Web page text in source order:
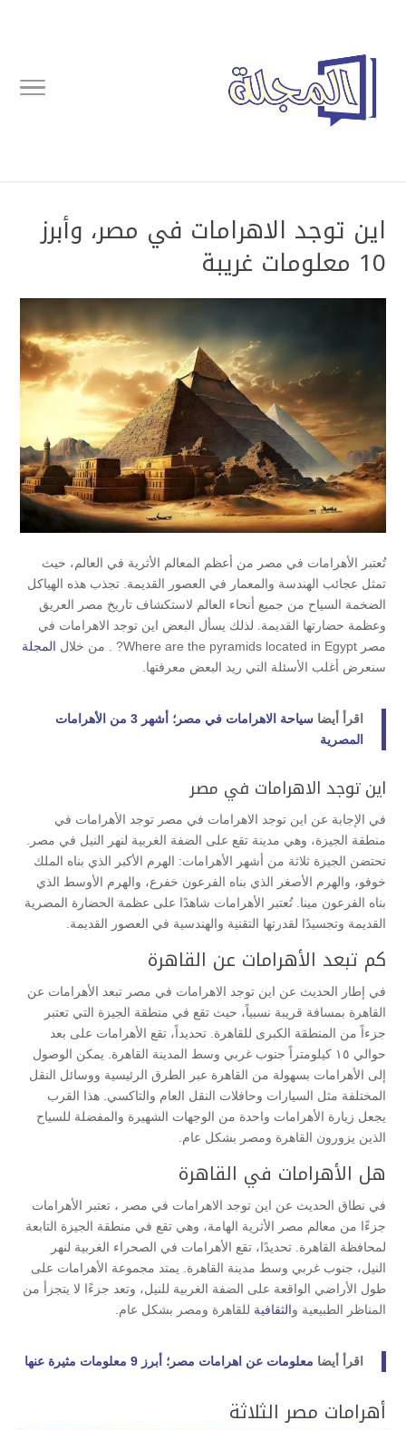
اين توجد الاهرامات في مصر، وأبرز
10 معلومات غريبة
تُعتبر الأهرامات في مصر من أعظم المعالم الأثرية في العالم، حيث
تمثل عجائب الهندسة والمعمار في العصور القديمة. تجذب هذه الهياكل
الضخمة السياح من جميع أنحاء العالم لاستكشاف تاريخ مصر العريق
وعظمة حضارتها القديمة. لذلك يسأل البعض اين توجد الاهرامات في
مصر Where are the pyramids located in Egypt? . من خلال
المجلة
سنعرض أغلب الأسئلة التي ريد البعض معرفتها.
اقرأ أيضا
سياحة الاهرامات في مصر؛ أشهر 3 من الأهرامات
المصرية
اين توجد الاهرامات في مصر
في الإجابة عن اين توجد الاهرامات في مصر توجد الأهرامات في
منطقة الجيزة، وهي مدينة تقع على الضفة الغربية لنهر النيل في مصر.
تحتضن الجيزة ثلاثة من أشهر الأهرامات: الهرم الأكبر الذي بناه الملك
خوفو، والهرم الأصغر الذي بناه الفرعون خفرع، والهرم الأوسط الذي
بناه الفرعون مينا. تُعتبر الأهرامات شاهدًا على عظمة الحضارة المصرية
القديمة وتجسيدًا لقدرتها التقنية والهندسية في العصور القديمة.
كم تبعد الأهرامات عن القاهرة
في إطار الحديث عن اين توجد الاهرامات في مصر تبعد الأهرامات عن
القاهرة بمسافة قريبة نسبياً، حيث تقع في منطقة الجيزة التي تعتبر
جزءاً من المنطقة الكبرى للقاهرة. تحديداً، تقع الأهرامات على بعد
حوالي ١٥ كيلومتراً جنوب غربي وسط المدينة القاهرة. يمكن الوصول
إلى الأهرامات بسهولة من القاهرة عبر الطرق الرئيسية ووسائل النقل
المختلفة مثل السيارات وحافلات النقل العام والتاكسي. هذا القرب
يجعل زيارة الأهرامات واحدة من الوجهات الشهيرة والمفضلة للسياح
الذين يزورون القاهرة ومصر بشكل عام.
هل الأهرامات في القاهرة
في نطاق الحديث عن اين توجد الاهرامات في مصر ، تعتبر الأهرامات
جزءًا من معالم مصر الأثرية الهامة، وهي تقع في منطقة الجيزة التابعة
لمحافظة القاهرة. تحديدًا، تقع الأهرامات في الصحراء الغربية لنهر
النيل، جنوب غربي وسط مدينة القاهرة. يمتد مجموعة الأهرامات على
طول الأراضي الواقعة على الضفة الغربية للنيل، وتعد جزءًا لا يتجزأ من
المناظر الطبيعية والثقافية للقاهرة ومصر بشكل عام.
اقرأ أيضا معلومات عن اهرامات مصر؛ أبرز 9 معلومات مثيرة عنها
أهرامات مصر الثلاثة